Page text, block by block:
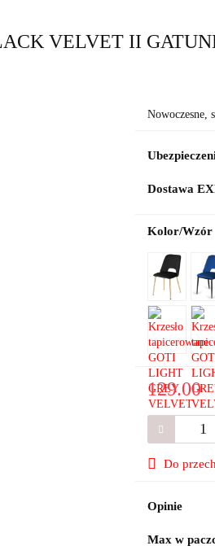
VELVET II
Nowoczesne,
Dostawa
Kolor/Wzór
129.00
Do
Opinie
Max w